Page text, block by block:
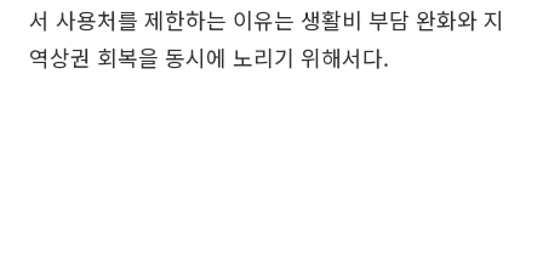
서 사용처를 제한하는 이유는 생활비 부담 완화와 지
역상권 회복을 동시에 노리기 위해서다.